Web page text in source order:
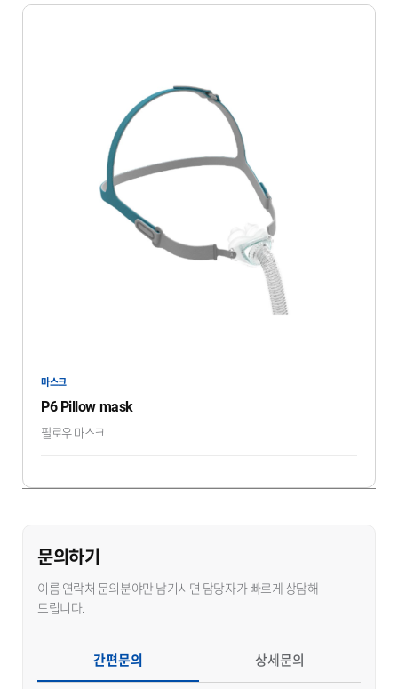
마스크
P6 Pillow mask
필로우 마스크
문의하기
이름·연락처·문의분야만 남기시면 담당자가 빠르게 상담해
드립니다.
간편문의 상세문의